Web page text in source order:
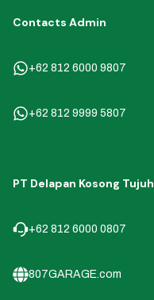
Contacts Admin
+62 812 6000 9807
+62 812 9999 5807
PT Delapan Kosong Tujuh
+62 812 6000 0807
807GARAGE.com